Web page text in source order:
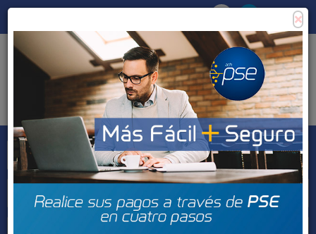
Tipo de inmueble
Municipios
×